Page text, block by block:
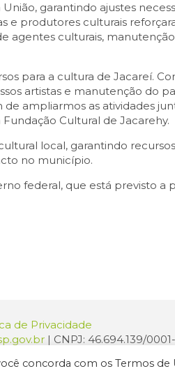
garantindo ajustes
e produtores culturais
agentes culturais,
para a cultura de Jacareí.
artistas e manutenção do
ampliarmos as atividades
Cultural de Jacarehy.
local, garantindo
no município.
federal, que está previsto a
de Privacidade
| CNPJ: 46.694.139/
concorda com os Termos de